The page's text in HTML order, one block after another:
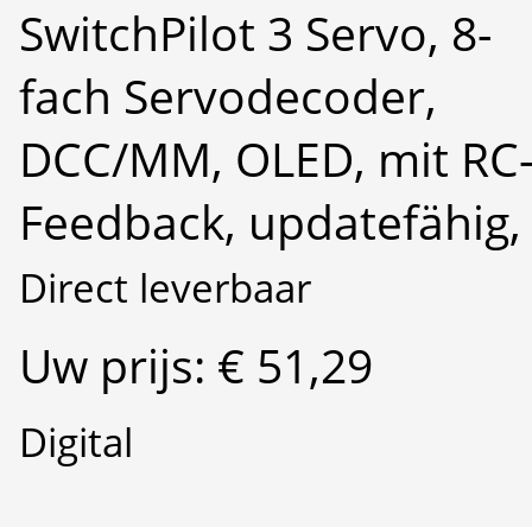
SwitchPilot 3 Servo, 8-
fach Servodecoder,
DCC/MM, OLED, mit
Feedback,
Direct leverbaar
Uw prijs: € 51,29
Digital